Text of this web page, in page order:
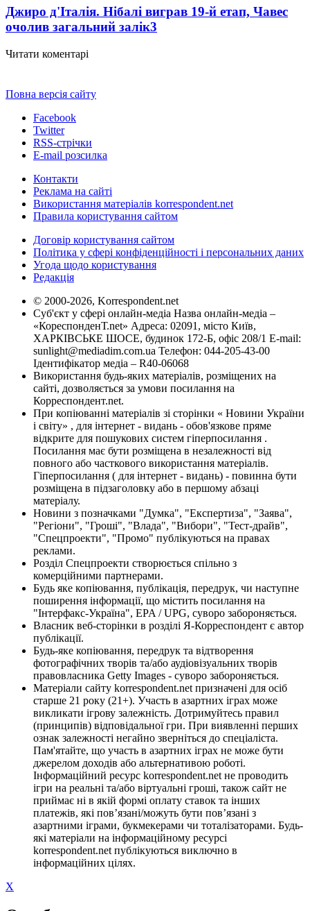
Джиро д'Італія. Нібалі виграв 19-й етап, Чавес
очолив загальний залік3
Читати коментарі
Повна версія сайту
Facebook
Twitter
RSS-стрічки
E-mail розсилка
Контакти
Реклама на сайті
Використання матеріалів korrespondent.net
Правила користування сайтом
Договір користування сайтом
Політика у сфері конфіденційності і персональних даних
Угода щодо користування
Редакція
© 2000-2026, Korrespondent.net
Суб'єкт у сфері онлайн-медіа Назва онлайн-медіа –
«КореспонденТ.net» Адреса: 02091, місто Київ,
ХАРКІВСЬКЕ ШОСЕ, будинок 172-Б, офіс 208/1 E-mail:
sunlight@mediadim.com.ua Телефон: 044-205-43-00
Ідентифікатор медіа – R40-06068
Використання будь-яких матеріалів, розміщених на
сайті, дозволяється за умови посилання на
Корреспондент.net.
При копіюванні матеріалів зі сторінки « Новини України
і світу» , для інтернет - видань - обов'язкове пряме
відкрите для пошукових систем гіперпосилання .
Посилання має бути розміщена в незалежності від
повного або часткового використання матеріалів.
Гіперпосилання ( для інтернет - видань) - повинна бути
розміщена в підзаголовку або в першому абзаці
матеріалу.
Новини з позначками "Думка", "Експертиза", "Заява",
"Регіони", "Гроші", "Влада", "Вибори", "Тест-драйв",
"Спецпроекти", "Промо" публікуються на правах
реклами.
Розділ Спецпроекти створюється спільно з
комерційними партнерами.
Будь яке копіювання, публікація, передрук, чи наступне
поширення інформації, що містить посилання на
"Інтерфакс-Україна", EPA / UPG, суворо забороняється.
Власник веб-сторінки в розділі Я-Корреспондент є автор
публікації.
Будь-яке копіювання, передрук та відтворення
фотографічних творів та/або аудіовізуальних творів
правовласника Getty Images - суворо забороняється.
Матеріали сайту korrespondent.net призначені для осіб
старше 21 року (21+). Участь в азартних іграх може
викликати ігрову залежність. Дотримуйтесь правил
(принципів) відповідальної гри. При виявленні перших
ознак залежності негайно зверніться до спеціаліста.
Пам'ятайте, що участь в азартних іграх не може бути
джерелом доходів або альтернативою роботі.
Інформаційний ресурс korrespondent.net не проводить
ігри на реальні та/або віртуальні гроші, також сайт не
приймає ні в якій формі оплату ставок та інших
платежів, які пов’язані/можуть бути пов’язані з
азартними іграми, букмекерами чи тоталізаторами. Будь-
які матеріали на інформаційному ресурсі
korrespondent.net публікуються виключно в
інформаційних цілях.
X